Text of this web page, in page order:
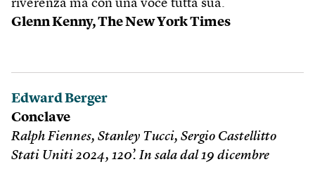
riverenza ma con una voce tutta sua.
Glenn Kenny, The New York Times
Edward Berger
Conclave
Ralph Fiennes, Stanley Tucci, Sergio Castellitto
Stati Uniti 2024, 120’. In sala dal 19 dicembre